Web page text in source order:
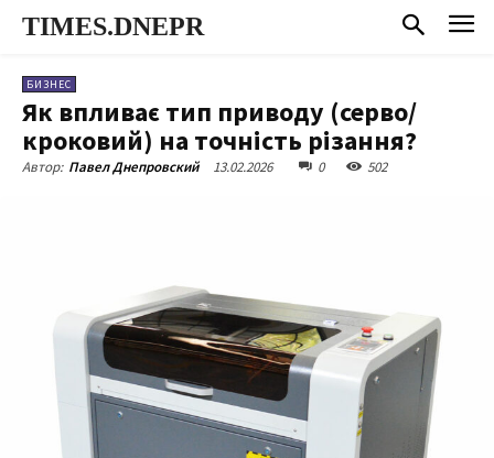
TIMES.DNEPR
БИЗНЕС
Як впливає тип приводу (серво/
кроковий) на точність різання?
Автор: Павел Днепровский 13.02.2026 0 502